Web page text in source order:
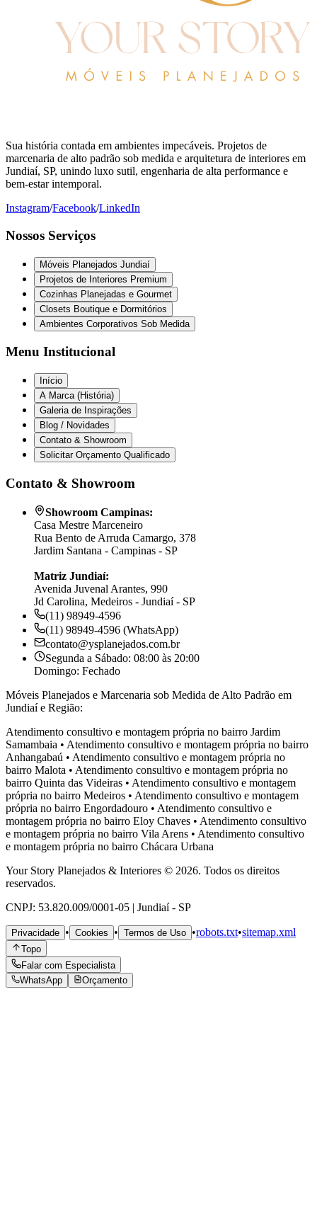
Sua história contada em ambientes impecáveis. Projetos de
marcenaria de alto padrão sob medida e arquitetura de interiores em
Jundiaí, SP, unindo luxo sutil, engenharia de alta performance e
bem-estar intemporal.
Instagram/Facebook/LinkedIn
Nossos Serviços
Móveis Planejados Jundiaí
Projetos de Interiores Premium
Cozinhas Planejadas e Gourmet
Closets Boutique e Dormitórios
Ambientes Corporativos Sob Medida
Menu Institucional
Início
A Marca (História)
Galeria de Inspirações
Blog / Novidades
Contato & Showroom
Solicitar Orçamento Qualificado
Contato & Showroom
Showroom Campinas:
Casa Mestre Marceneiro
Rua Bento de Arruda Camargo, 378
Jardim Santana - Campinas - SP
Matriz Jundiaí:
Avenida Juvenal Arantes, 990
Jd Carolina, Medeiros - Jundiaí - SP
(11) 98949-4596
(11) 98949-4596 (WhatsApp)
contato@ysplanejados.com.br
Segunda a Sábado: 08:00 às 20:00
Domingo: Fechado
Móveis Planejados e Marcenaria sob Medida de Alto Padrão em
Jundiaí e Região:
Atendimento consultivo e montagem própria no bairro Jardim
Samambaia • Atendimento consultivo e montagem própria no bairro
Anhangabaú • Atendimento consultivo e montagem própria no
bairro Malota • Atendimento consultivo e montagem própria no
bairro Quinta das Videiras • Atendimento consultivo e montagem
própria no bairro Medeiros • Atendimento consultivo e montagem
própria no bairro Engordadouro • Atendimento consultivo e
montagem própria no bairro Eloy Chaves • Atendimento consultivo
e montagem própria no bairro Vila Arens • Atendimento consultivo
e montagem própria no bairro Chácara Urbana
Your Story Planejados & Interiores © 2026. Todos os direitos
reservados.
CNPJ: 53.820.009/0001-05 | Jundiaí - SP
Privacidade • Cookies • Termos de Uso •robots.txt•sitemap.xml
Topo
Falar com Especialista
WhatsApp
Orçamento